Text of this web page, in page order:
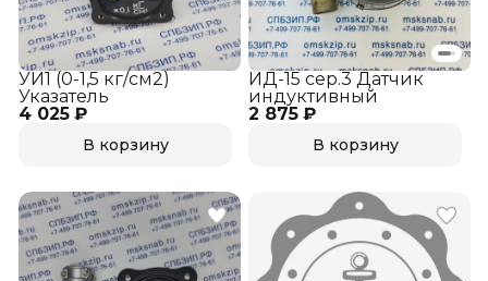
4 025 ₽
УИ1 (0-1,5 кг/см2)
Указатель
В корзину
2 875 ₽
ИД-15 сер.3 Датчик
индуктивный
В корзину